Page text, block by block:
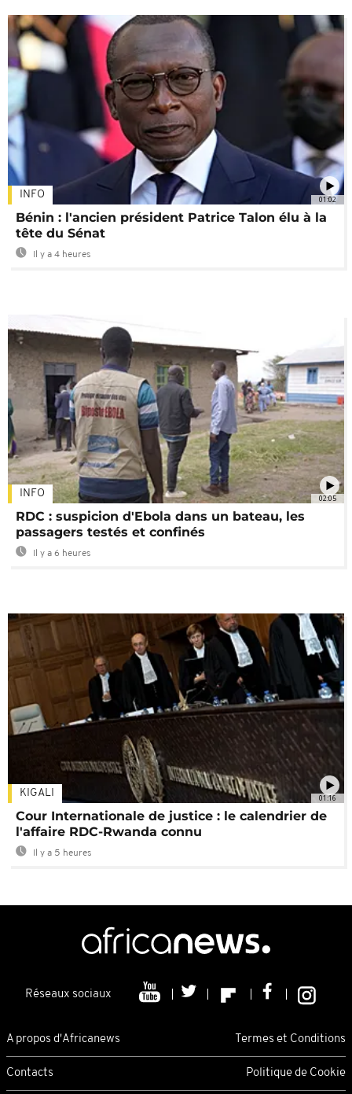
01:02
INFO
Bénin : l'ancien président Patrice Talon élu à la
tête du Sénat
Il y a 4 heures
02:05
INFO
RDC : suspicion d'Ebola dans un bateau, les
passagers testés et confinés
Il y a 6 heures
01:16
KIGALI
Cour Internationale de justice : le calendrier de
l'affaire RDC-Rwanda connu
Il y a 5 heures
Réseaux sociaux
A propos d'Africanews Termes et Conditions
Contacts Politique de Cookie